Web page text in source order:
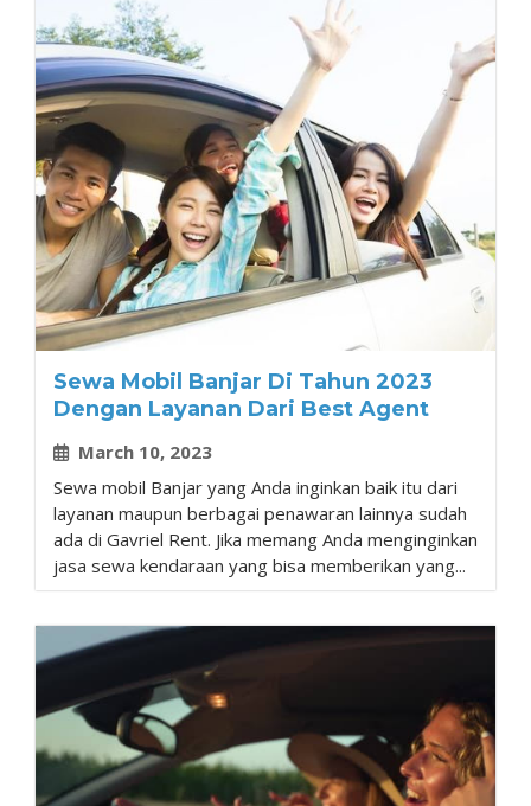
Sewa Mobil Banjar Di Tahun 2023
Dengan Layanan Dari Best Agent
March 10, 2023
Sewa mobil Banjar yang Anda inginkan baik itu dari
layanan maupun berbagai penawaran lainnya sudah
ada di Gavriel Rent. Jika memang Anda menginginkan
jasa sewa kendaraan yang bisa memberikan yang...